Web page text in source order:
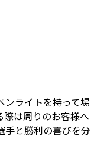
ライトを持って場
際は周りのお客様へ
手と勝利の喜びを分